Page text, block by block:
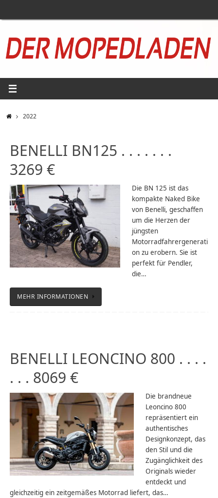
START2022
BENELLI BN125 . . . . . . .
3269 €
Die BN 125 ist das
kompakte Naked Bike
von Benelli, geschaffen
um die Herzen der
jüngsten
Motorradfahrergenerati
on zu erobern. Sie ist
perfekt für Pendler,
die…
MEHR INFORMATIONEN
BENELLI LEONCINO 800 . . . .
. . . 8069 €
Die brandneue
Leoncino 800
repräsentiert ein
authentisches
Designkonzept, das
den Stil und die
Zugänglichkeit des
Originals wieder
entdeckt und
gleichzeitig ein zeitgemäßes Motorrad liefert, das…